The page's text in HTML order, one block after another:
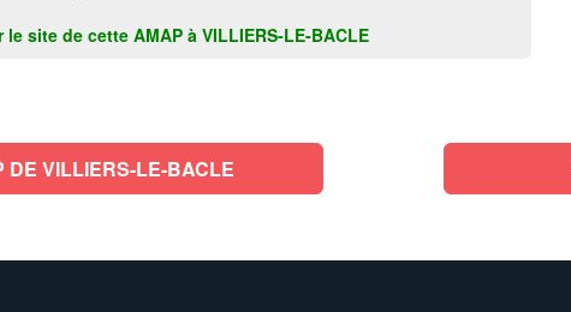
site de cette AMAP à VILLIERS-LE-BACLE
DE VILLIERS-LE-BACLE